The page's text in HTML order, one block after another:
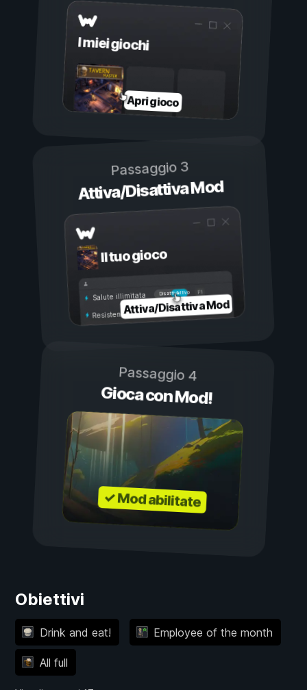
I miei giochi
Apri gioco
Passaggio 3
Attiva/Disattiva Mod
Il tuo gioco
Attivo
Disattivo
Salute illimitata
Resistenza illimitata
Attiva/Disattiva Mod
Passaggio 4
Gioca con Mod!
✓ Mod abilitate
Obiettivi
Drink and eat! Employee of the month
All full